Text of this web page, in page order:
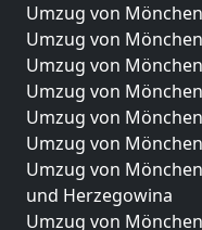
Umzug von
Umzug von
Umzug von
Umzug von
Umzug von
Umzug von
Umzug von
und Herzegowina
Umzug von